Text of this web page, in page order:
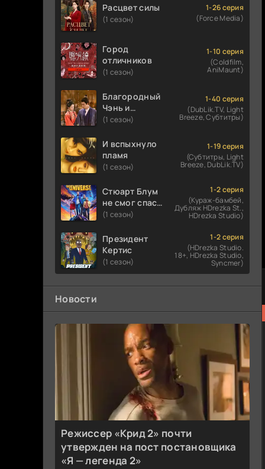
Расцвет силы
(1 сезон)
1-26 серия
(Force Media)
Город
отличников
(1 сезон)
1-10 серия
(Coldfilm,
AniMaunt)
Благородный
Чэнь и
прекрасная
(1 сезон)
1-40 серия
(DubLik.TV, Light
Breeze, Субтитры)
И вспыхнуло
пламя
(1 сезон)
1-19 серия
(Субтитры, Light
Breeze, DubLik.TV)
Стюарт Блум
не смог спасти
вселенную
(1 сезон)
1-2 серия
(Кураж-бамбей,
Дубляж HDrezka St.,
HDrezka Studio)
Президент
Кертис
(1 сезон)
1-2 серия
(HDrezka Studio.
18+, HDrezka Studio,
Syncmer)
Новости
Режиссер «Крид 2» почти
утвержден на пост постановщика
«Я — легенда 2»